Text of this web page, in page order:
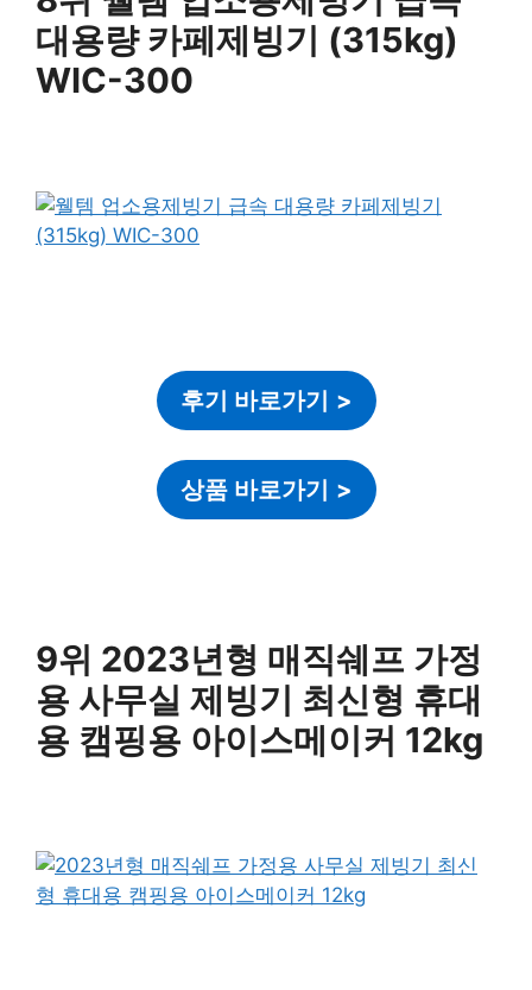
대용량 카페제빙기 (315kg)
WIC-300
후기 바로가기 >
상품 바로가기 >
9위 2023년형 매직쉐프 가정
용 사무실 제빙기 최신형 휴대
용 캠핑용 아이스메이커 12kg